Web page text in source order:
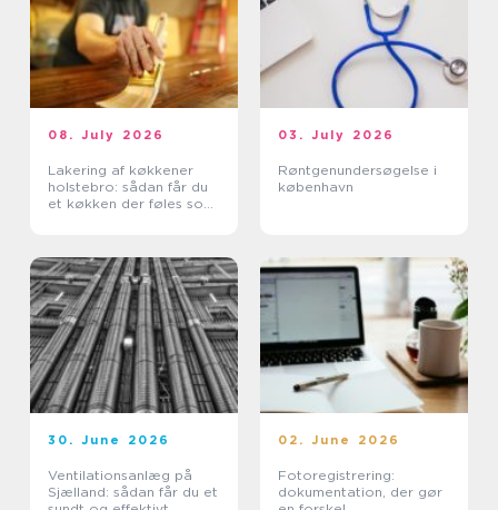
08. July 2026
Lakering af køkkener
holstebro: sådan får du
et køkken der føles som
03. July 2026
Røntgenundersøgelse i
københavn
30. June 2026
Ventilationsanlæg på
Sjælland: sådan får du et
02. June 2026
Fotoregistrering:
dokumentation, der gør